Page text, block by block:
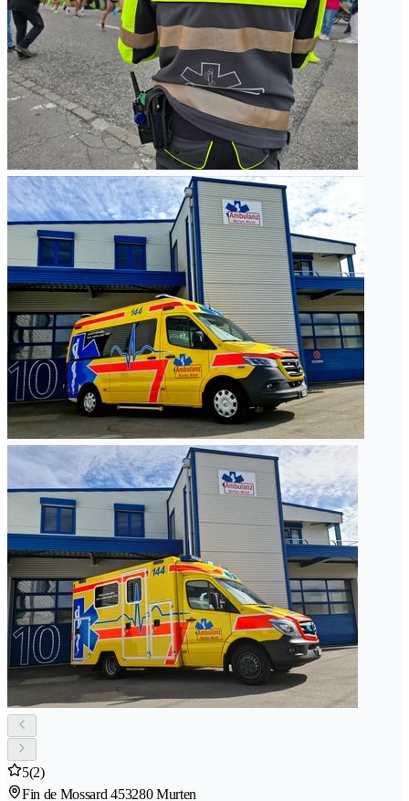
5(2)
Fin de Mossard 453280 Murten